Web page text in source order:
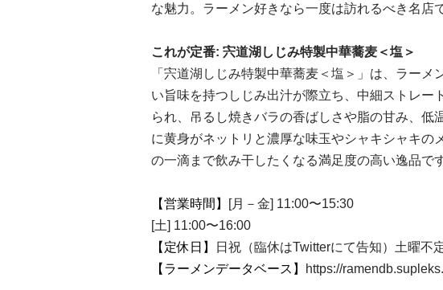
な魅力。ラーメン好きなら一度は訪れるべき名店
これが定番: 宍道湖しじみ特製中華蕎麦＜塩＞
「宍道湖しじみ特製中華蕎麦＜塩＞」は、ラー
い旨味を持つしじみ出汁が際立ち、中細ストレー
られ、吊るし焼きバラの香ばしさや脂の甘み、
に黄身がネットリと濃厚な味玉やシャキシャキ
の一滴まで飲み干したくなる満足度の高い逸品です
【営業時間】
[月－金] 11:00〜15:30
[土] 11:00〜16:00
【定休日】
日祝（臨休はTwitterにて告知）土曜不
【ラーメンデータベース】
https://